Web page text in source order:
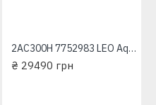
2AC300H 7752983 LEO Aquatica трехфазный насос центробежный многоступенчатый
₴ 29490 грн